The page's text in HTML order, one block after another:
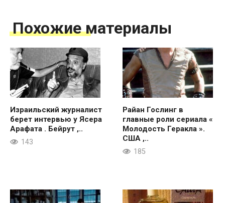
Похожие материалы
Израильский журналист
берет интервью у Ясера
Арафата . Бейрут ,..
143
Райан Гослинг в
главные роли сериала «
Молодость Геракла ».
США ,..
185